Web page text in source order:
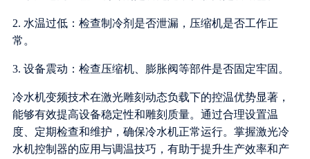
2. 水温过低：检查制冷剂是否泄漏，压缩机是否工作正
常。
3. 设备震动：检查压缩机、膨胀阀等部件是否固定牢固。
冷水机变频技术在激光雕刻动态负载下的控温优势显著，
能够有效提高设备稳定性和雕刻质量。通过合理设置温
度、定期检查和维护，确保冷水机正常运行。掌握激光冷
水机控制器的应用与调温技巧，有助于提升生产效率和产